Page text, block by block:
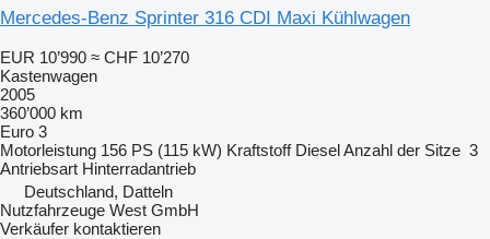
Mercedes-Benz Sprinter 316 CDI Maxi Kühlwagen
EUR 10’990 ≈ CHF 10’270
Kastenwagen
2005
360’000 km
Euro 3
Motorleistung 156 PS (115 kW) Kraftstoff DieselAnzahl der Sitze 3
Antriebsart Hinterradantrieb
Deutschland, Datteln
Nutzfahrzeuge West GmbH
Verkäufer kontaktieren